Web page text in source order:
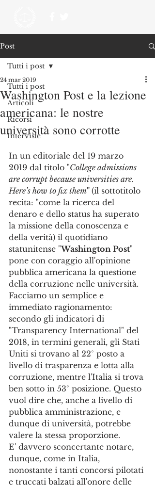
Post
Tutti i post
Articoli
Ricorsi
Interviste
Tutti i post
Washington Post e la lezione
americana: le nostre
università sono corrotte
24 mar 2019
In un editoriale del 19 marzo
2019 dal titolo "College admissions
are corrupt because universities are.
Here’s how to fix them" (il sottotitolo
recita: "come la ricerca del
denaro e dello status ha superato
la missione della conoscenza e
della verità) il quotidiano
statunitense "Washington Post"
pone con coraggio all'opinione
pubblica americana la questione
della corruzione nelle università.
Facciamo un semplice e
immediato ragionamento:
secondo gli indicatori di
"Transparency International" del
2018, in termini generali, gli Stati
Uniti si trovano al 22° posto a
livello di trasparenza e lotta alla
corruzione, mentre l'Italia si trova
ben sotto in 53° posizione. Questo
vuol dire che, anche a livello di
pubblica amministrazione, e
dunque di università, potrebbe
valere la stessa proporzione.
E' davvero sconcertante notare,
dunque, come in Italia,
nonostante i tanti concorsi pilotati
e truccati balzati all'onore delle